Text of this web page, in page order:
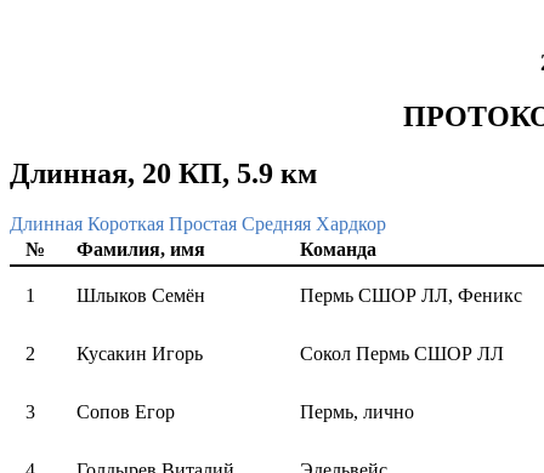
Длинная, 20 КП, 5.9 км
Длинная Короткая Простая Средняя Хардкор
№
Фамилия, имя Команда
1 Шлыков Семён Пермь СШОР ЛЛ, Феникс
2 Кусакин Игорь Сокол Пермь СШОР ЛЛ
3 Сопов Егор Пермь, лично